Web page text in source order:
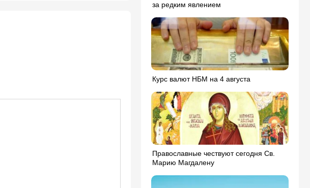
за редким явлением
Курс валют НБМ на 4 августа
Православные чествуют сегодня Св.
Марию Магдалену